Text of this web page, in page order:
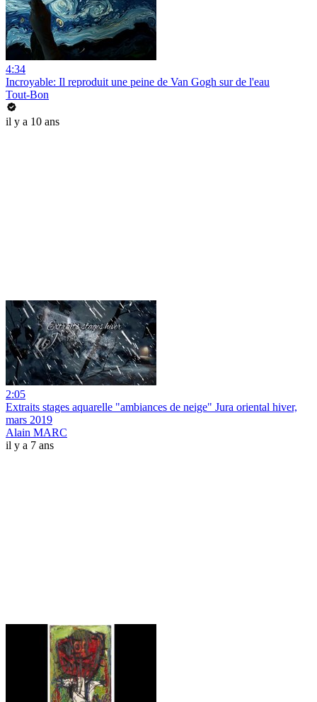
4:34
Incroyable: Il reproduit une peine de Van Gogh sur de l'eau
Tout-Bon
il y a 10 ans
2:05
Extraits stages aquarelle "ambiances de neige" Jura oriental hiver,
mars 2019
Alain MARC
il y a 7 ans